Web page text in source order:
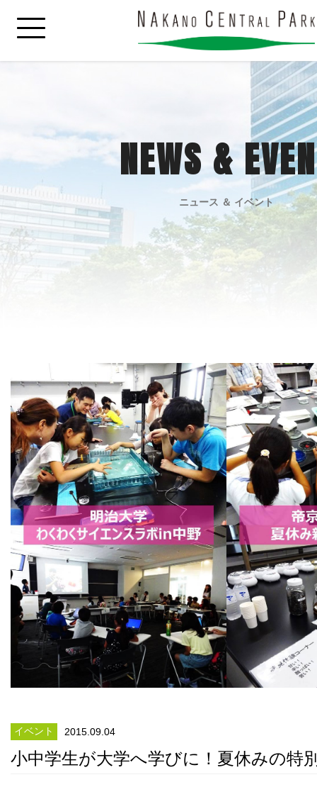
NEWS &
ニュース ＆ イベント
イベント 2015.09.04
小中学生が大学へ学びに！夏休みの特